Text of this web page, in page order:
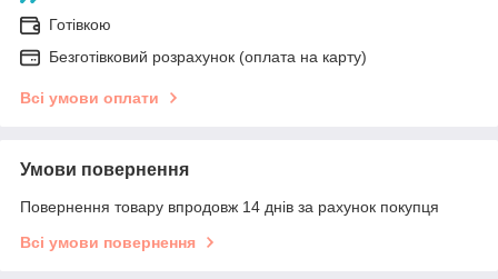
Готівкою
Безготівковий розрахунок (оплата на карту)
Всі умови оплати
Умови повернення
Повернення товару впродовж 14 днів за рахунок покупця
Всі умови повернення